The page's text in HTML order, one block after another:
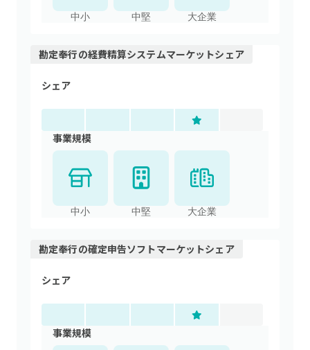
中小 中堅 大企業
勘定奉行の経費精算システムマーケットシェア
シェア
事業規模
中小 中堅 大企業
勘定奉行の確定申告ソフトマーケットシェア
シェア
事業規模